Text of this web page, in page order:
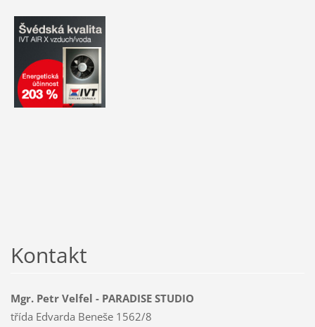
Kontakt
Mgr. Petr Velfel - PARADISE STUDIO
třída Edvarda Beneše 1562/8